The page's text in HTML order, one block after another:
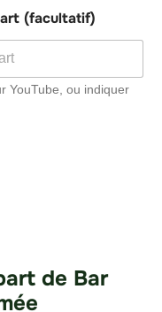
(facultatif)
YouTube, ou indiquer
de Bar